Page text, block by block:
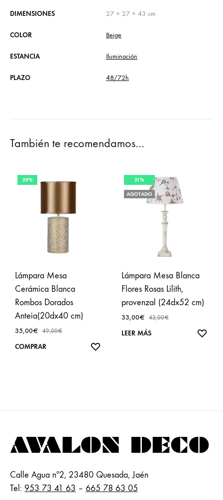
DIMENSIONES 27 × 27 × 43 cm
COLOR Beige
ESTANCIA Iluminación
PLAZO 48/72h
También te recomendamos…
29%
Lámpara Mesa
Cerámica Blanca
Rombos Dorados
Anteia(20dx40 cm)
35,00€ 49,00€
COMPRAR
21%
AGOTADO
Lámpara Mesa Blanca
Flores Rosas Lilith,
provenzal (24dx52 cm)
33,00€ 42,00€
LEER MÁS
Calle Agua nº2, 23480 Quesada, Jaén
Tel: 953 73 41 63 – 665 78 63 05